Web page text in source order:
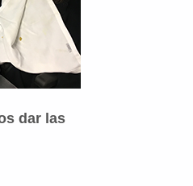
dar las